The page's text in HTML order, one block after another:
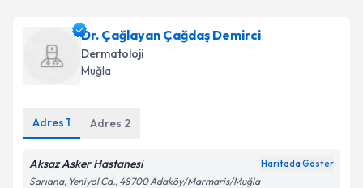
Dr. Çağlayan Çağdaş Demirci
Dermatoloji
Muğla
Adres 1 Adres 2
Aksaz Asker Hastanesi Haritada Göster
Sarıana, Yeniyol Cd., 48700 Adaköy/Marmaris/Muğla